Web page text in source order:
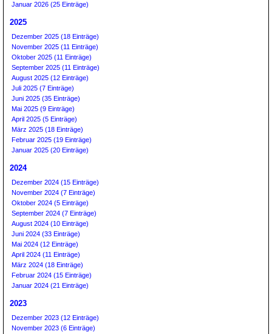
Januar 2026 (25 Einträge)
2025
Dezember 2025 (18 Einträge)
November 2025 (11 Einträge)
Oktober 2025 (11 Einträge)
September 2025 (11 Einträge)
August 2025 (12 Einträge)
Juli 2025 (7 Einträge)
Juni 2025 (35 Einträge)
Mai 2025 (9 Einträge)
April 2025 (5 Einträge)
März 2025 (18 Einträge)
Februar 2025 (19 Einträge)
Januar 2025 (20 Einträge)
2024
Dezember 2024 (15 Einträge)
November 2024 (7 Einträge)
Oktober 2024 (5 Einträge)
September 2024 (7 Einträge)
August 2024 (10 Einträge)
Juni 2024 (33 Einträge)
Mai 2024 (12 Einträge)
April 2024 (11 Einträge)
März 2024 (18 Einträge)
Februar 2024 (15 Einträge)
Januar 2024 (21 Einträge)
2023
Dezember 2023 (12 Einträge)
November 2023 (6 Einträge)